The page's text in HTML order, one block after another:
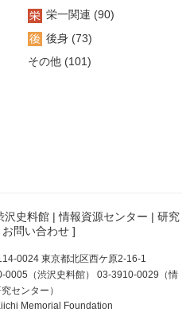
栄一関連 (90)
後身 (73)
その他 (101)
沢史料館|情報資源センター | 研究
お問い合わせ ]
0024 東京都北区西ケ原2-16-1
0005（渋沢史料館） 03-3910-0029（情
センター）
Memorial Foundation